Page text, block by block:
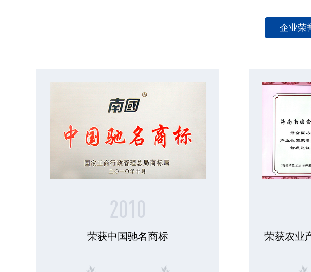
企业荣
2010
荣获中国驰名商标 荣获农业